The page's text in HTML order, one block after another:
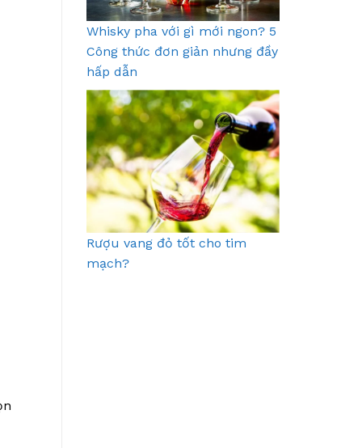
Whisky pha với gì mới ngon? 5
Công thức đơn giản nhưng đầy
hấp dẫn
Rượu vang đỏ tốt cho tim
mạch?